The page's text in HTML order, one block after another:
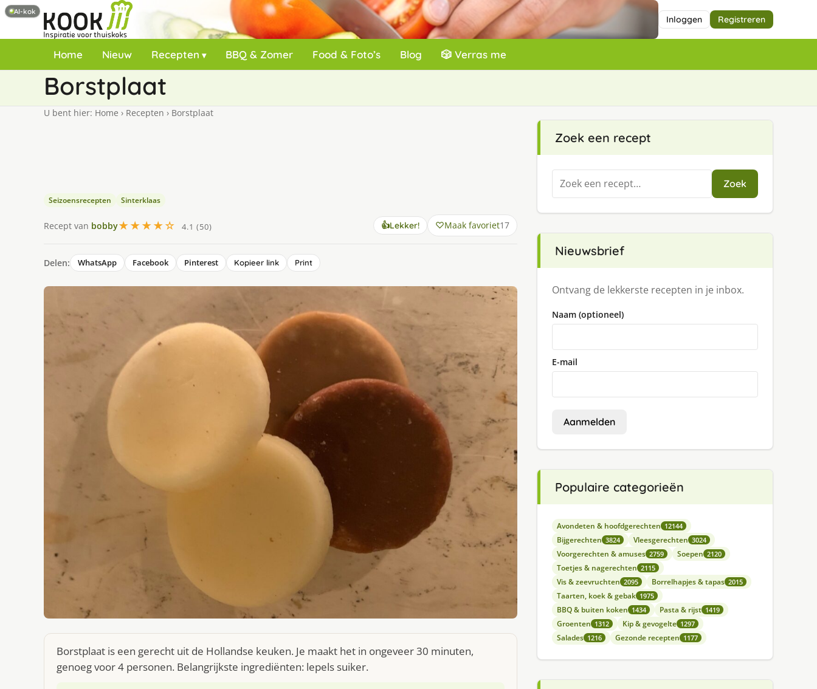
Inloggen Registreren
Home Nieuw Recepten BBQ & Zomer Food & Foto’s Blog 🎲 Verras me
Borstplaat
U bent hier: Home › Recepten › Borstplaat
Seizoensrecepten Sinterklaas
Recept van bobby★★★★☆ 4.1 (50) 👍Lekker! Maak favoriet17
Delen: WhatsApp Facebook Pinterest Kopieer link Print
Borstplaat is een gerecht uit de Hollandse keuken. Je maakt het in ongeveer 30 minuten,
genoeg voor 4 personen. Belangrijkste ingrediënten: lepels suiker.
Zoek een recept
Zoeken
naar:
Zoek
Nieuwsbrief
Ontvang de lekkerste recepten in je inbox.
Naam (optioneel)
E-mail
Aanmelden
Populaire categorieën
Avondeten & hoofdgerechten 12144
Bijgerechten 3824 Vleesgerechten 3024
Voorgerechten & amuses 2759 Soepen 2120
Toetjes & nagerechten 2115
Vis & zeevruchten 2095 Borrelhapjes & tapas 2015
Taarten, koek & gebak 1975
BBQ & buiten koken 1434 Pasta & rijst 1419
Groenten 1312 Kip & gevogelte 1297
Salades 1216 Gezonde recepten 1177
AI-kok